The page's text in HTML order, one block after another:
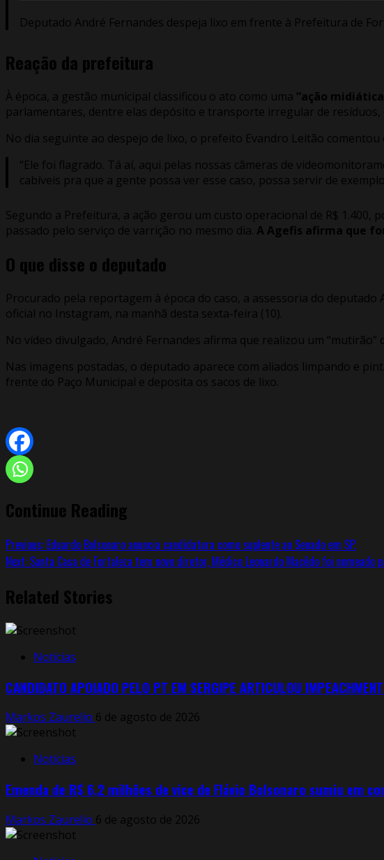
Deputado André Fernandes despeja lixo em frente à Prefeitura de
Reação da prefeitura
À época, a gestão municipal classificou o ato como uma “ação
parlamentares, dentre elas depósito e transporte irregular de
No dia seguinte ao despejo de lixo, o prefeito Evandro Leitão
“Ele foi flagrado. Tá aí, aqui pelas nossas câmeras de
cabíveis pra que a gente possa ver esse caso, possa servir de
Segundo a Prefeitura, a ação gerou um custo operacional de R$ 1.400,
passado pelo serviço de varrição no mesmo dia. A Agefis afirma que
O que disse o deputado
Procurado pela reportagem à época do caso, a assessoria do
oficial no Instagram, na manhã desta sexta-feira (10).
No vídeo divulgado, André Fernandes afirma que realizou um
Nas imagens postadas, o deputado aparece com aliados limpando e
frente do Paço Municipal e deposita os sacos de lixo.
Continue Reading
Previous: Eduardo Bolsonaro anuncia candidatura como suplente ao Senado em SP.
Next: Santa Casa de Fortaleza tem novo diretor, Médico Leonardo Macêdo foi nomeado
Related Stories
Notícias
CANDIDATO APOIADO PELO PT EM SERGIPE ARTICULOU
Markos Zaurelio 6 de agosto de 2026
Notícias
Emenda de R$ 6,2 milhões de vice de Flávio Bolsonaro sumiu em
Markos Zaurelio 6 de agosto de 2026